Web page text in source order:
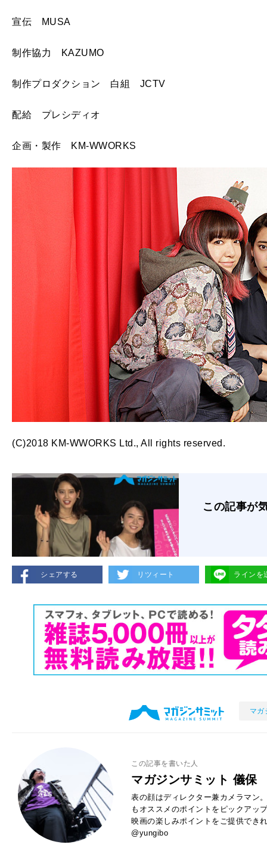
宣伝 MUSA
制作協力 KAZUMO
制作プロダクション 白組 JCTV
配給 プレシディオ
企画・製作 KM-WWORKS
(C)2018 KM-WWORKS Ltd., All rights reserved.
この記事が
シェアする リツィート ラインを
マガ
この記事を書いた人
マガジンサミット 儀保
表の顔はディレクター兼カメラマン
もオススメのポイントをピックアッ
映画の楽しみポイントをご提供でき
@yungibo